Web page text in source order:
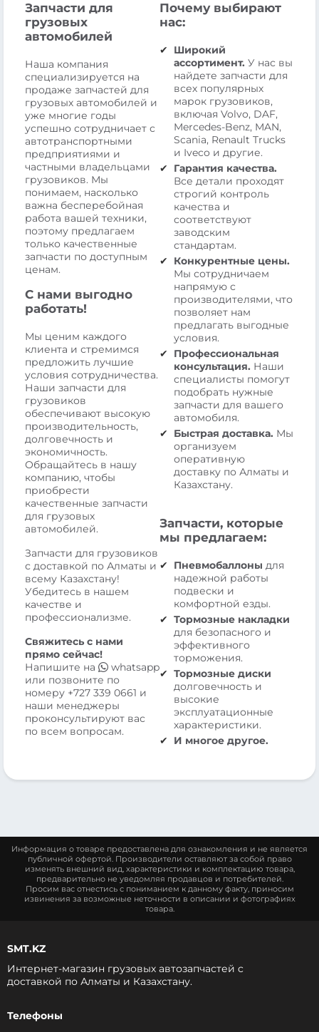
Запчасти для
грузовых
автомобилей
Наша компания
специализируется на
продаже запчастей для
грузовых автомобилей и
уже многие годы
успешно сотрудничает с
автотранспортными
предприятиями и
частными владельцами
грузовиков. Мы
понимаем, насколько
важна бесперебойная
работа вашей техники,
поэтому предлагаем
только качественные
запчасти по доступным
ценам.
С нами выгодно
работать!
Мы ценим каждого
клиента и стремимся
предложить лучшие
условия сотрудничества.
Наши запчасти для
грузовиков
обеспечивают высокую
производительность,
долговечность и
экономичность.
Обращайтесь в нашу
компанию, чтобы
приобрести
качественные запчасти
для грузовых
автомобилей.
Запчасти для грузовиков
с доставкой по Алматы и
всему Казахстану!
Убедитесь в нашем
качестве и
профессионализме.
Свяжитесь с нами
прямо сейчас!
Напишите на
whatsapp
или позвоните по
номеру +727 339 0661 и
наши менеджеры
проконсультируют вас
по всем вопросам.
Почему выбирают
нас:
Широкий
ассортимент. У нас вы
найдете запчасти для
всех популярных
марок грузовиков,
включая Volvo, DAF,
Mercedes-Benz, MAN,
Scania, Renault Trucks
и Iveco и другие.
Гарантия качества.
Все детали проходят
строгий контроль
качества и
соответствуют
заводским
стандартам.
Конкурентные цены.
Мы сотрудничаем
напрямую с
производителями, что
позволяет нам
предлагать выгодные
условия.
Профессиональная
консультация. Наши
специалисты помогут
подобрать нужные
запчасти для вашего
автомобиля.
Быстрая доставка. Мы
организуем
оперативную
доставку по Алматы и
Казахстану.
Запчасти, которые
мы предлагаем:
Пневмобаллоны для
надежной работы
подвески и
комфортной езды.
Тормозные накладки
для безопасного и
эффективного
торможения.
Тормозные диски
долговечность и
высокие
эксплуатационные
характеристики.
И многое другое.
Информация о товаре предоставлена для ознакомления и не является
публичной офертой. Производители оставляют за собой право
изменять внешний вид, характеристики и комплектацию товара,
предварительно не уведомляя продавцов и потребителей.
Просим вас отнестись с пониманием к данному факту, приносим
извинения за возможные неточности в описании и фотографиях
товара.
SMT.KZ
Интернет-магазин грузовых автозапчастей c
доставкой по Алматы и Казахстану.
Телефоны